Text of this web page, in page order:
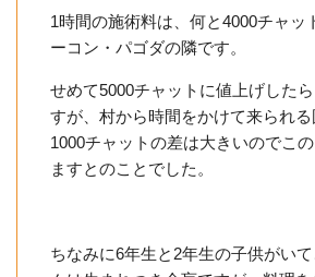
1時間の施術料は、何と4000チャッ
ーコン・パゴダの隣です。
せめて5000チャットに値上げした
すが、村から時間をかけて来られる
1000チャットの差は大きいのでこ
ますとのことでした。
ちなみに6年生と2年生の子供がい